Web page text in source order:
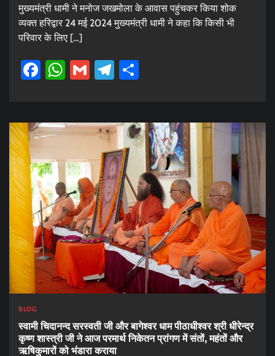
मुख्यमंत्री धामी ने मनोज जखमोला के आवास पहुंचकर किया शोक
व्यक्त हरिद्वार 24 मई 2024 मुख्यमंत्री धामी ने कहा कि किसी भी
परिवार के लिए […]
Facebook
WhatsApp
GmailTelegram
BLOG
स्वामी चिदानन्द सरस्वती जी और बागेश्वर धाम पीठाधीश्वर श्री धीरेन्द्र
कृष्ण शास्त्री जी ने आज परमार्थ निकेतन प्रांगण में संतों, महंतों और
ऋषिकुमारों को भंडारा कराया